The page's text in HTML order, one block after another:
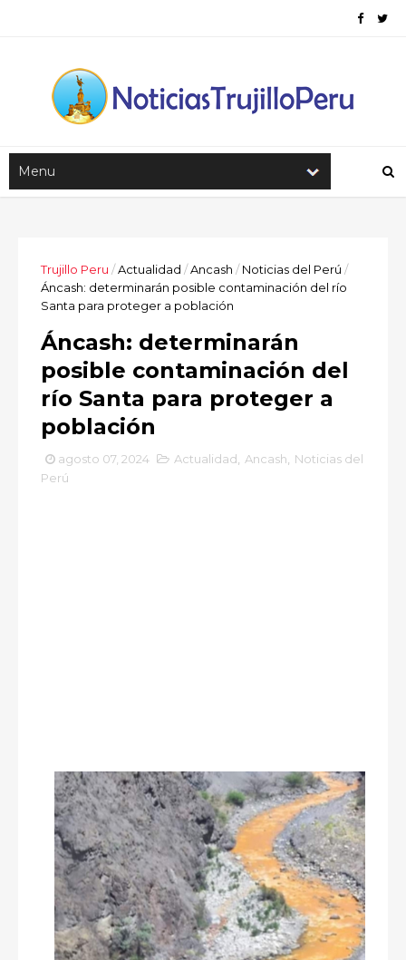
Trujillo Peru /Actualidad /Ancash / Noticias del Perú /
Áncash: determinarán posible contaminación del río
Santa para proteger a población
Áncash: determinarán
posible contaminación del
río Santa para proteger a
población
agosto 07, 2024 Actualidad Ancash
Noticias del
Perú